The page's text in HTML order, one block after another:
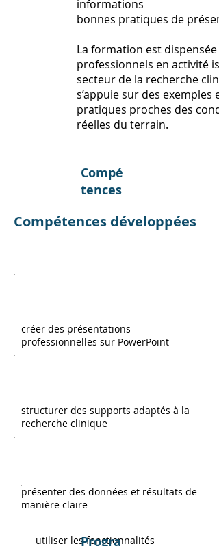
informations
bonnes pratiques de
La formation est dispensée
professionnels en activité
secteur de la recherche
s’appuie sur des exemples
pratiques proches des
réelles du terrain.
Compé
tences
Compétences développées
créer des présentations
professionnelles sur PowerPoint
structurer des supports adaptés à la
recherche clinique
présenter des données et résultats de
manière claire
utiliser les fonctionnalités
Progra